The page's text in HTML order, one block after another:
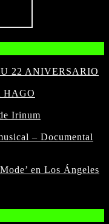
22 ANIVERSARIO
HAGO
Irinum
– Documental
en Los Ángeles